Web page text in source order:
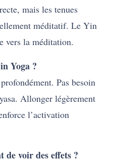
mais les tenues
méditatif. Le Yin
vers la méditation.
Yoga ?
Pas besoin
Allonger légèrement
l’activation
de voir des effets ?